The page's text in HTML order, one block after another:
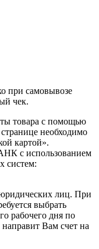
при самовывозе
чек.
товара с помощью
необходимо
картой».
с использованием
систем:
лиц. При
выбрать
рабочего дня по
Вам счет на